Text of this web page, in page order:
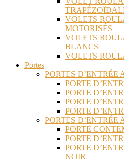
VOLETS
MOTORISÉS
VOLETS
BLANCS
VOLETS
Portes
PORTES D’ENTRÉE
PORTE
PORTE
PORTE
PORTE
PORTES
PORTE
PORTE
PORTE
NOIR